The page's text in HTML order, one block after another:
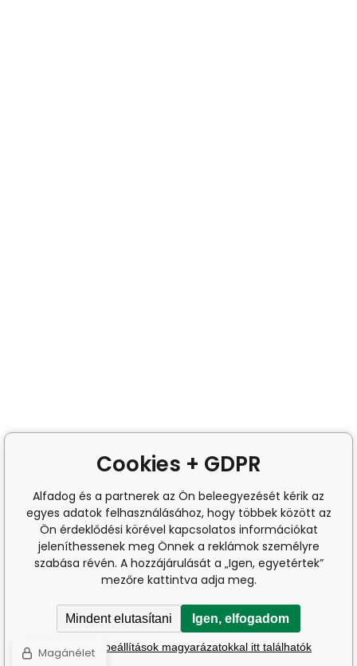
Cookies + GDPR
Alfadog és a partnerek az Ön beleegyezését kérik az
egyes adatok felhasználásához, hogy többek között az
Ön érdeklődési körével kapcsolatos információkat
jeleníthessenek meg Önnek a reklámok személyre
szabása révén. A hozzájárulását a „Igen, egyetértek”
mezőre kattintva adja meg.
Mindent elutasítani Igen, elfogadom
A részletes beállítások magyarázatokkal itt találhatók
Magánélet